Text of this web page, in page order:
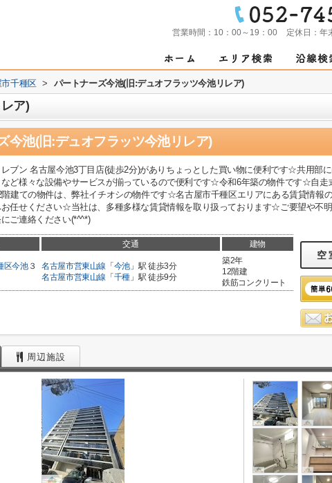
営業時間： 10：00～19：00 定休日： 年
千種区 > パートナーズ今池(旧:デュオフラッツ今池リレア)
ア)
今池(旧:デュオフラッツ今池リレア)
ブン 名古屋今池3丁目店(徒歩2分)がありちょっとした買い物に便利です☆共用部
など様々な設備やサービスが揃っているので便利です☆令和6年築の物件です☆自走
建ての物件は、弊社イチオシの物件です☆名古屋市千種区エリアにある賃貸情報
任せください☆当社は、多種多様な賃貸情報を取り扱っております☆ご要望や不
ご連絡ください(*^^*)
交通 建物
区今池３
名古屋市営東山線 「 今池 」駅 徒歩3分
名古屋市営東山線 「 千種 」駅 徒歩9分
築2年
12階建
鉄筋コンクリート
空
周辺施設